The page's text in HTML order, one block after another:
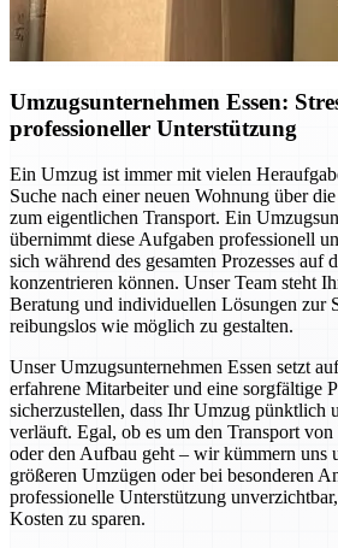
Umzugsunternehmen Essen:
professioneller Unterstützung
Ein Umzug ist immer mit vielen
Suche nach einer neuen Wohnung über
zum eigentlichen Transport. Ein
übernimmt diese Aufgaben professionell
sich während des gesamten Prozesses auf
konzentrieren können. Unser Team steht
Beratung und individuellen Lösungen zur
reibungslos wie möglich zu gestalten.
Unser Umzugsunternehmen Essen setzt
erfahrene Mitarbeiter und eine sorgfältige
sicherzustellen, dass Ihr Umzug pünktlich
verläuft. Egal, ob es um den Transport
oder den Aufbau geht – wir kümmern uns
größeren Umzügen oder bei besonderen
professionelle Unterstützung
Kosten zu sparen.